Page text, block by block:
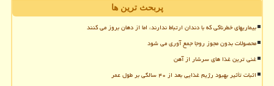
پربحث ترین ها
بیماریهای خطرناکی که با دندان ارتباط ندارند، اما از دهان بروز می کنند
محصولات بدون مجوز روجا جمع آوری می شود
غنی ترین غذا های سرشار از آهن
اثبات تأثیر بهبود رژیم غذایی بعد از ۴۰ سالگی بر طول عمر